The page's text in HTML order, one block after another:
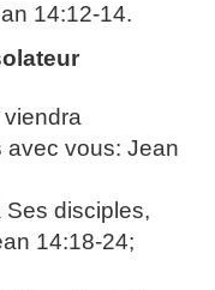
14:12-14.
viendra
avec vous: Jean
disciples,
14:18-24;